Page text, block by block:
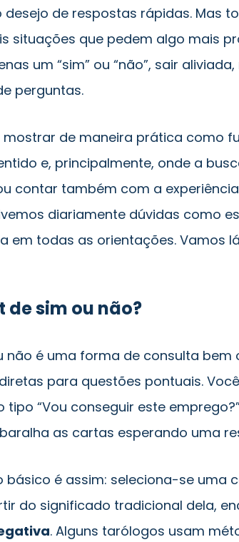
desejo de respostas rápidas. Mas
situações que pedem algo mais
um “sim” ou “não”, sair
perguntas.
mostrar de maneira prática como
e, principalmente, onde a
contar também com a
diariamente dúvidas como
em todas as orientações. Vamos
de sim ou não?
não é uma forma de consulta bem
para questões pontuais.
“Vou conseguir este
as cartas esperando uma
básico é assim: seleciona-se uma
do significado tradicional dela,
. Alguns tarólogos usam